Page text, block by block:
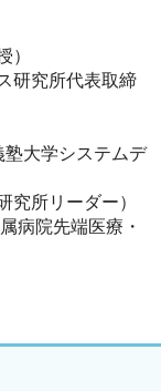
）
研究所代表取締
大学システムデ
究所リーダー）
病院先端医療・
長）